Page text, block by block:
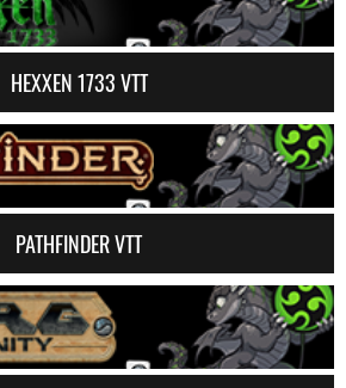
HEXXEN 1733 VTT
PATHFINDER VTT